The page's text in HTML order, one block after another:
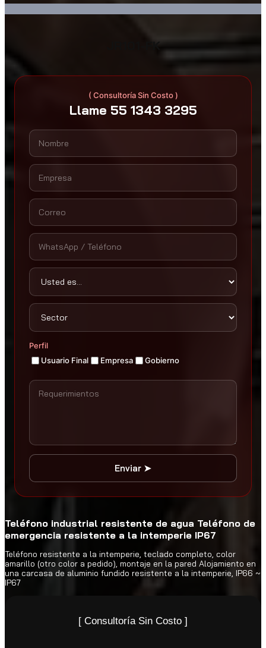
JR101-FK
( Consultoría Sin Costo )
Llame 55 1343 3295
Perfil
Usuario Final Empresa Gobierno
Enviar ➤
Teléfono industrial resistente de agua Teléfono de
emergencia resistente a la intemperie IP67
Teléfono resistente a la intemperie, teclado completo, color
amarillo (otro color a pedido), montaje en la pared Alojamiento en
una carcasa de aluminio fundido resistente a la intemperie, IP66 ~
IP67
[ Consultoría Sin Costo ]